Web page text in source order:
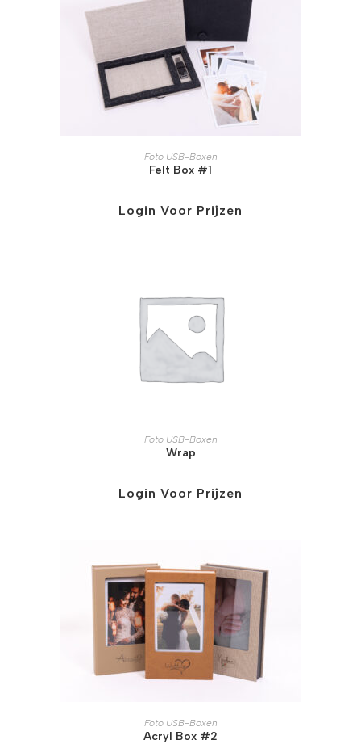
Foto USB-Boxen
Felt Box #1
Login Voor Prijzen
Foto USB-Boxen
Wrap
Login Voor Prijzen
Foto USB-Boxen
Acryl Box #2